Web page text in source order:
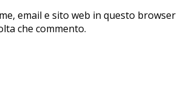
email e sito web in questo browser
che commento.